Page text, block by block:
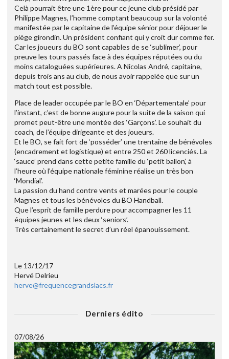
Celà pourrait être une 1ère pour ce jeune club présidé par
Philippe Magnes, l’homme comptant beaucoup sur la volonté
manifestée par le capitaine de l’équipe sénior pour déjouer le
piège girondin. Un président confiant qui y croit dur comme fer.
Car les joueurs du BO sont capables de se ‘sublimer’, pour
preuve les tours passés face à des équipes réputées ou du
moins cataloguées supérieures. A Nicolas André, capitaine,
depuis trois ans au club, de nous avoir rappelée que sur un
match tout est possible.
Place de leader occupée par le BO en ‘Départementale’ pour
l’instant, c’est de bonne augure pour la suite de la saison qui
promet peut-être une montée des ‘Garçons’. Le souhait du
coach, de l’équipe dirigeante et des joueurs.
Et le BO, se fait fort de ‘posséder’ une trentaine de bénévoles
(encadrement et logistique) et entre 250 et 260 licenciés. La
‘sauce’ prend dans cette petite famille du ‘petit ballon’, à
l’heure où l’équipe nationale féminine réalise un très bon
‘Mondial’.
La passion du hand contre vents et marées pour le couple
Magnes et tous les bénévoles du BO Handball.
Que l’esprit de famille perdure pour accompagner les 11
équipes jeunes et les deux ‘seniors’.
Très certainement le secret d’un réel épanouissement.
Le 13/12/17
Hervé Delrieu
herve@frequencegrandslacs.fr
Derniers édito
07/08/26